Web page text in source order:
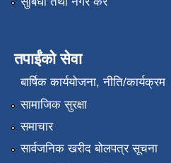
तपाईंको सेवा
बार्षिक कार्ययोजना, नीति/कार्यक्रम
सामाजिक सुरक्षा
समाचार
सार्वजनिक खरीद बोलपत्र सूचना